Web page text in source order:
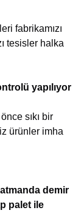
fabrikamızı
tesisler halka
yapılıyor
sıkı bir
ürünler imha
demir
palet ile